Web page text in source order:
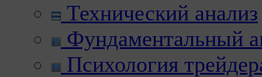
Технический анализ
Фундаментальный
Психология